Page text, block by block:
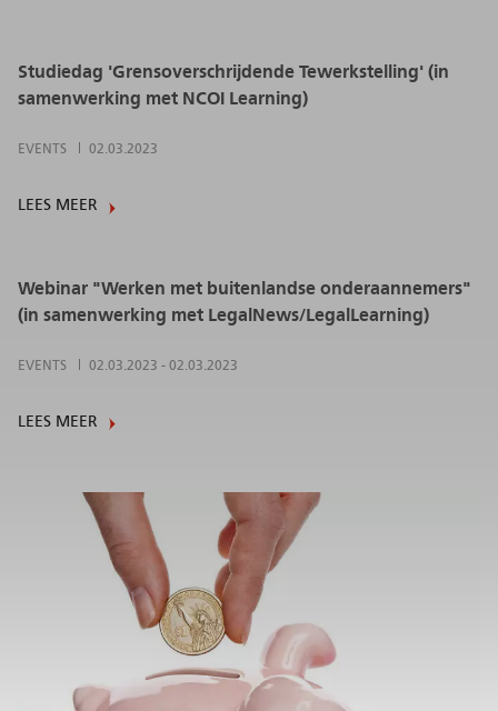
Studiedag 'Grensoverschrijdende Tewerkstelling' (in
samenwerking met NCOI Learning)
EVENTS 02.03.2023
LEES MEER
Webinar "Werken met buitenlandse onderaannemers"
(in samenwerking met LegalNews/LegalLearning)
EVENTS 02.03.2023 - 02.03.2023
LEES MEER